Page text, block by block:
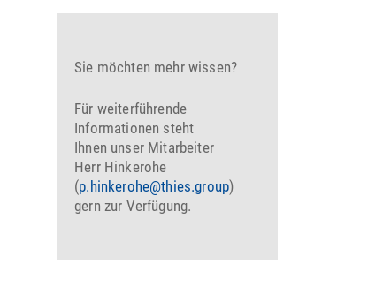
Sie möchten mehr wissen?
Für weiterführende
Informationen steht
Ihnen unser Mitarbeiter
Herr Hinkerohe
(p.hinkerohe@thies.group)
gern zur Verfügung.